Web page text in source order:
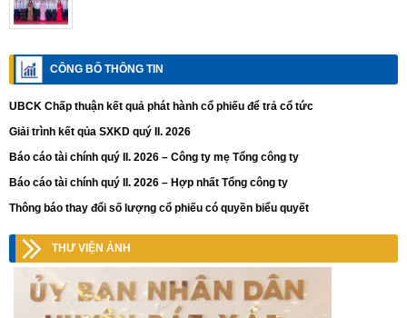
CÔNG BỐ THÔNG TIN
UBCK Chấp thuận kết quả phát hành cổ phiếu để trả cổ tức
Giải trình kết qủa SXKD quý II. 2026
Báo cáo tài chính quý II. 2026 – Công ty mẹ Tổng công ty
Báo cáo tài chính quý II. 2026 – Hợp nhất Tổng công ty
Thông báo thay đổi số lượng cổ phiếu có quyền biểu quyết
THƯ VIỆN ẢNH